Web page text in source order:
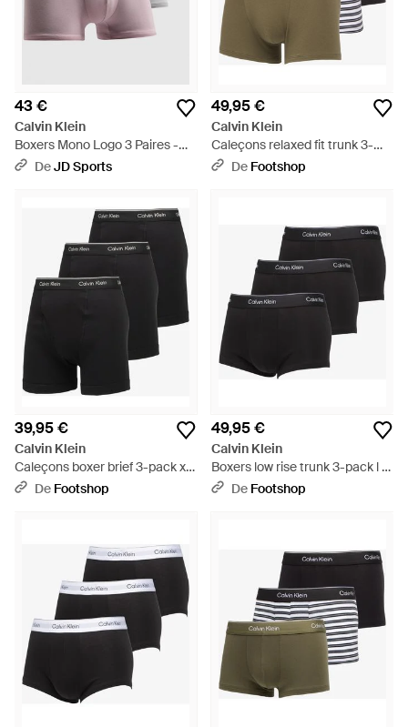
43 €
Calvin Klein
Boxers Mono Logo 3 Paires -
NoirDeJD Sports
49,95 €
Calvin Klein
Caleçons relaxed fit trunk 3-
pack beige xl - Vert
De Footshop
39,95 €
Calvin Klein
Caleçons boxer brief 3-pack xl -
NoirDe Footshop
49,95 €
Calvin Klein
Boxers low rise trunk 3-pack l -
NoirDe Footshop